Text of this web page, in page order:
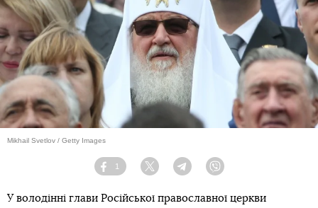
Mikhail Svetlov / Getty Images
Facebook
1
Twitter TelegramViber
У володінні глави Російської православної церкви